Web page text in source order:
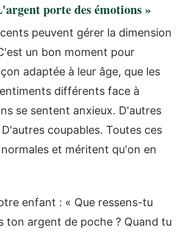
porte des émotions »
peuvent gérer la dimension
un bon moment pour
adaptée à leur âge, que les
différents face à
se sentent anxieux. D'autres
coupables. Toutes ces
et méritent qu'on en
enfant : « Que ressens-tu
ton argent de poche ? Quand tu